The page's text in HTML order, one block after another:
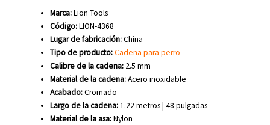
Marca:Lion Tools
Código:LION-4368
Lugar de fabricación:China
Tipo de producto:Cadena para perro
Calibre de la cadena: 2.5 mm
Material de la cadena:Acero inoxidable
Acabado:Cromado
Largo de la cadena:1.22 metros | 48 pulgadas
Material de la asa:Nylon